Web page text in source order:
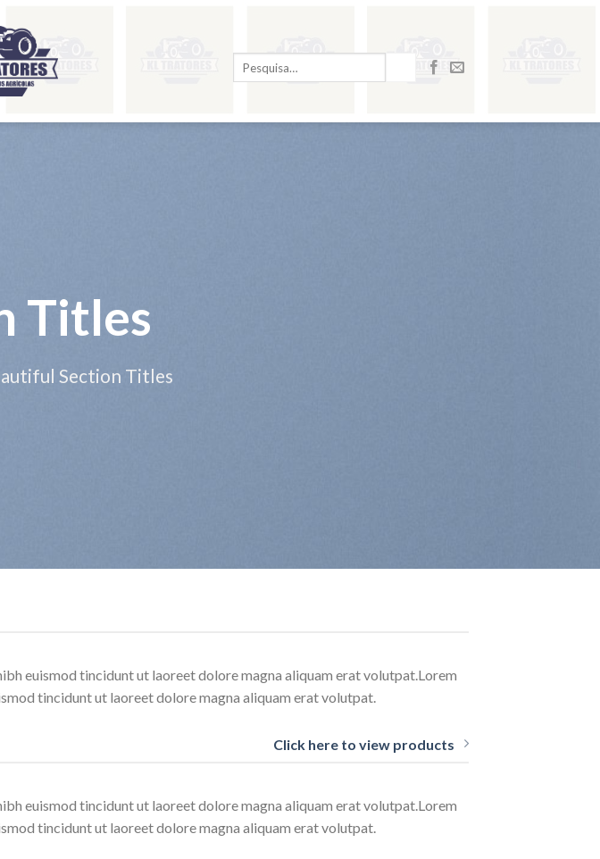
Titles
Section Titles
euismod tincidunt ut laoreet dolore magna aliquam erat volutpat.Lorem
tincidunt ut laoreet dolore magna aliquam erat volutpat.
Click here to view products
euismod tincidunt ut laoreet dolore magna aliquam erat volutpat.Lorem
tincidunt ut laoreet dolore magna aliquam erat volutpat.